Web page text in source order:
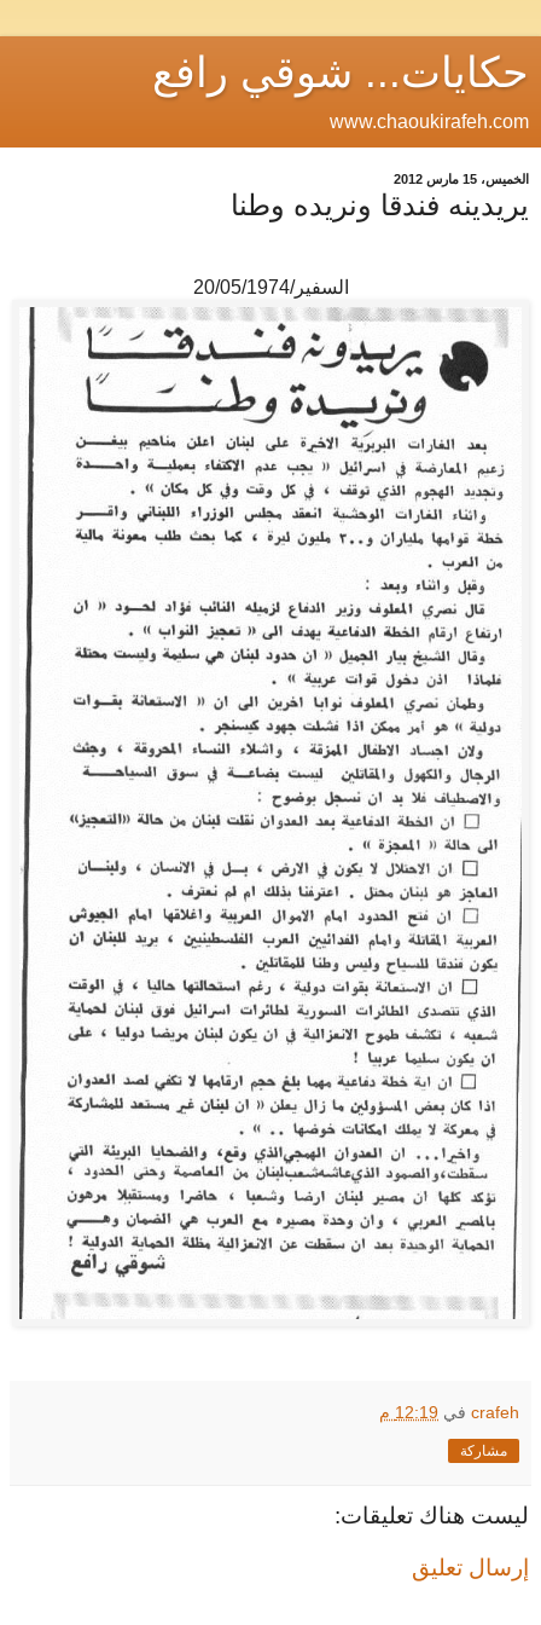
حكايات... شوقي رافع
www.chaoukirafeh.com
الخميس، 15 مارس 2012
يريدينه فندقا ونريده وطنا
السفير/20/05/1974
crafeh في 12:19 م
مشاركة
ليست هناك تعليقات:
إرسال تعليق